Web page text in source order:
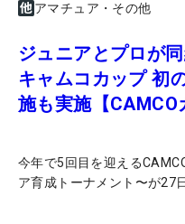
アマチュア・その他
ジュニアとプロが
キャムコカップ 初
施も実施【CAMCO
今年で5回目を迎える
ア育成トーナメント〜が27